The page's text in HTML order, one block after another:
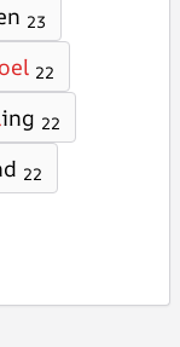
23
22
ing 22
22